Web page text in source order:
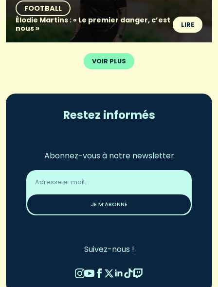
FOOTBALL
Élodie Martins : « Le premier danger, c’est
nous »
LIRE
VOIR PLUS
Restez informés
Abonnez-vous à notre newsletter
Adresse
email
JE M’ABONNE
Suivez-nous !